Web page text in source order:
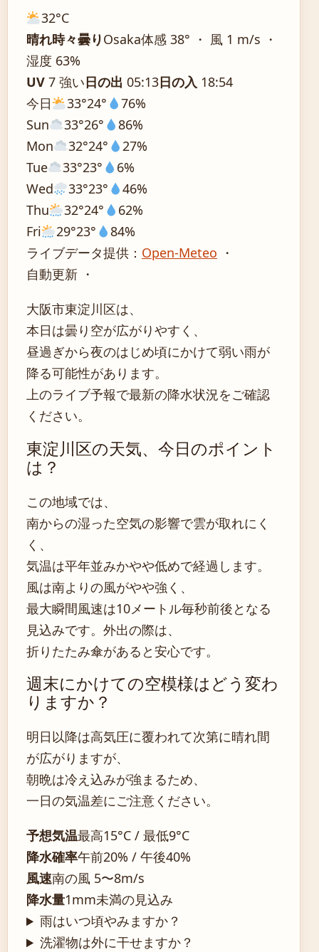
32°C
晴れ時々曇りOsaka体感 38° ・ 風 1 m/s ・
湿度 63%
UV 7 強い日の出 05:13日の入 18:54
今日
33°24°
76%
Sun
33°26°
86%
Mon
32°24°
27%
Tue
33°23°
6%
Wed
33°23°
46%
Thu
32°24°
62%
Fri
29°23°
84%
ライブデータ提供： Open-Meteo ・
自動更新 ・
大阪市東淀川区は、
本日は曇り空が広がりやすく、
昼過ぎから夜のはじめ頃にかけて弱い雨が
降る可能性があります。
上のライブ予報で最新の降水状況をご確認
ください。
東淀川区の天気、今日のポイント
は？
この地域では、
南からの湿った空気の影響で雲が取れにく
く、
気温は平年並みかやや低めで経過します。
風は南よりの風がやや強く、
最大瞬間風速は10メートル毎秒前後となる
見込みです。外出の際は、
折りたたみ傘があると安心です。
週末にかけての空模様はどう変わ
りますか？
明日以降は高気圧に覆われて次第に晴れ間
が広がりますが、
朝晩は冷え込みが強まるため、
一日の気温差にご注意ください。
予想気温最高15°C / 最低9°C
降水確率午前20% / 午後40%
風速南の風 5〜8m/s
降水量1mm未満の見込み
雨はいつ頃やみますか？
洗濯物は外に干せますか？